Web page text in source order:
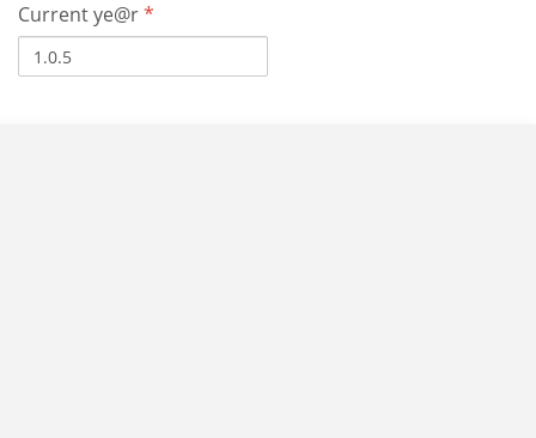
Current ye@r*